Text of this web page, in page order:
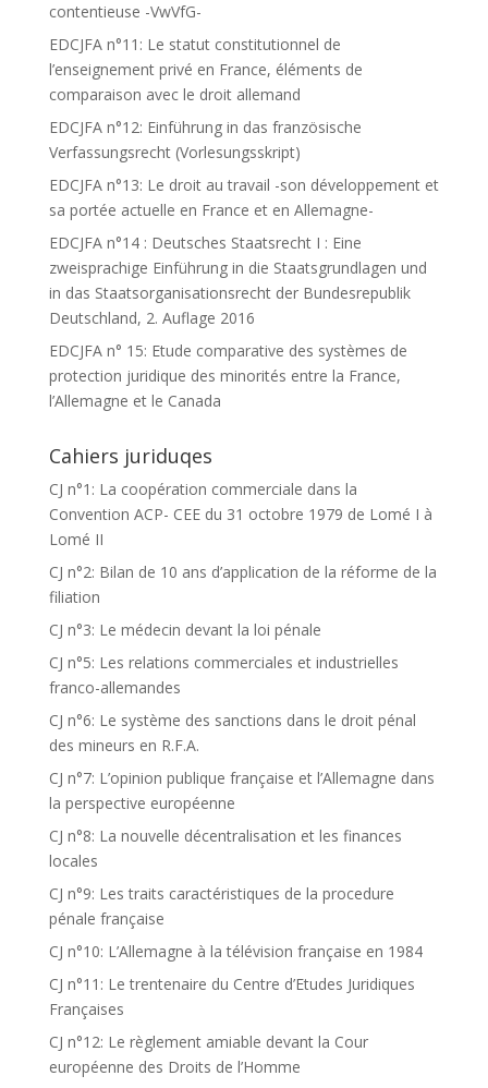
contentieuse -VwVfG-
EDCJFA n°11: Le statut constitutionnel de
l’enseignement privé en France, éléments de
comparaison avec le droit allemand
EDCJFA n°12: Einführung in das französische
Verfassungsrecht (Vorlesungsskript)
EDCJFA n°13: Le droit au travail -son développement et
sa portée actuelle en France et en Allemagne-
EDCJFA n°14 : Deutsches Staatsrecht I : Eine
zweisprachige Einführung in die Staatsgrundlagen und
in das Staatsorganisationsrecht der Bundesrepublik
Deutschland, 2. Auflage 2016
EDCJFA n° 15: Etude comparative des systèmes de
protection juridique des minorités entre la France,
l’Allemagne et le Canada
Cahiers juriduqes
CJ n°1: La coopération commerciale dans la
Convention ACP- CEE du 31 octobre 1979 de Lomé I à
Lomé II
CJ n°2: Bilan de 10 ans d’application de la réforme de la
filiation
CJ n°3: Le médecin devant la loi pénale
CJ n°5: Les relations commerciales et industrielles
franco-allemandes
CJ n°6: Le système des sanctions dans le droit pénal
des mineurs en R.F.A.
CJ n°7: L’opinion publique française et l’Allemagne dans
la perspective européenne
CJ n°8: La nouvelle décentralisation et les finances
locales
CJ n°9: Les traits caractéristiques de la procedure
pénale française
CJ n°10: L’Allemagne à la télévision française en 1984
CJ n°11: Le trentenaire du Centre d’Etudes Juridiques
Françaises
CJ n°12: Le règlement amiable devant la Cour
européenne des Droits de l’Homme